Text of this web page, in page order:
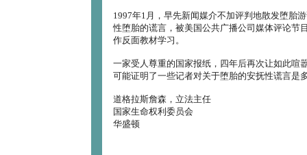
1997年1月，早先新闻媒介不加评判地散发堕胎
性堕胎的谎言，被美国公共广播公司媒体评论节
作反面教材学习。
一家受人尊重的国家报纸，四年后再次让如此喧
可能证明了一些记者对关于堕胎的安抚性谎言是
道格拉斯詹森，立法主任
国家生命权利委员会
华盛顿